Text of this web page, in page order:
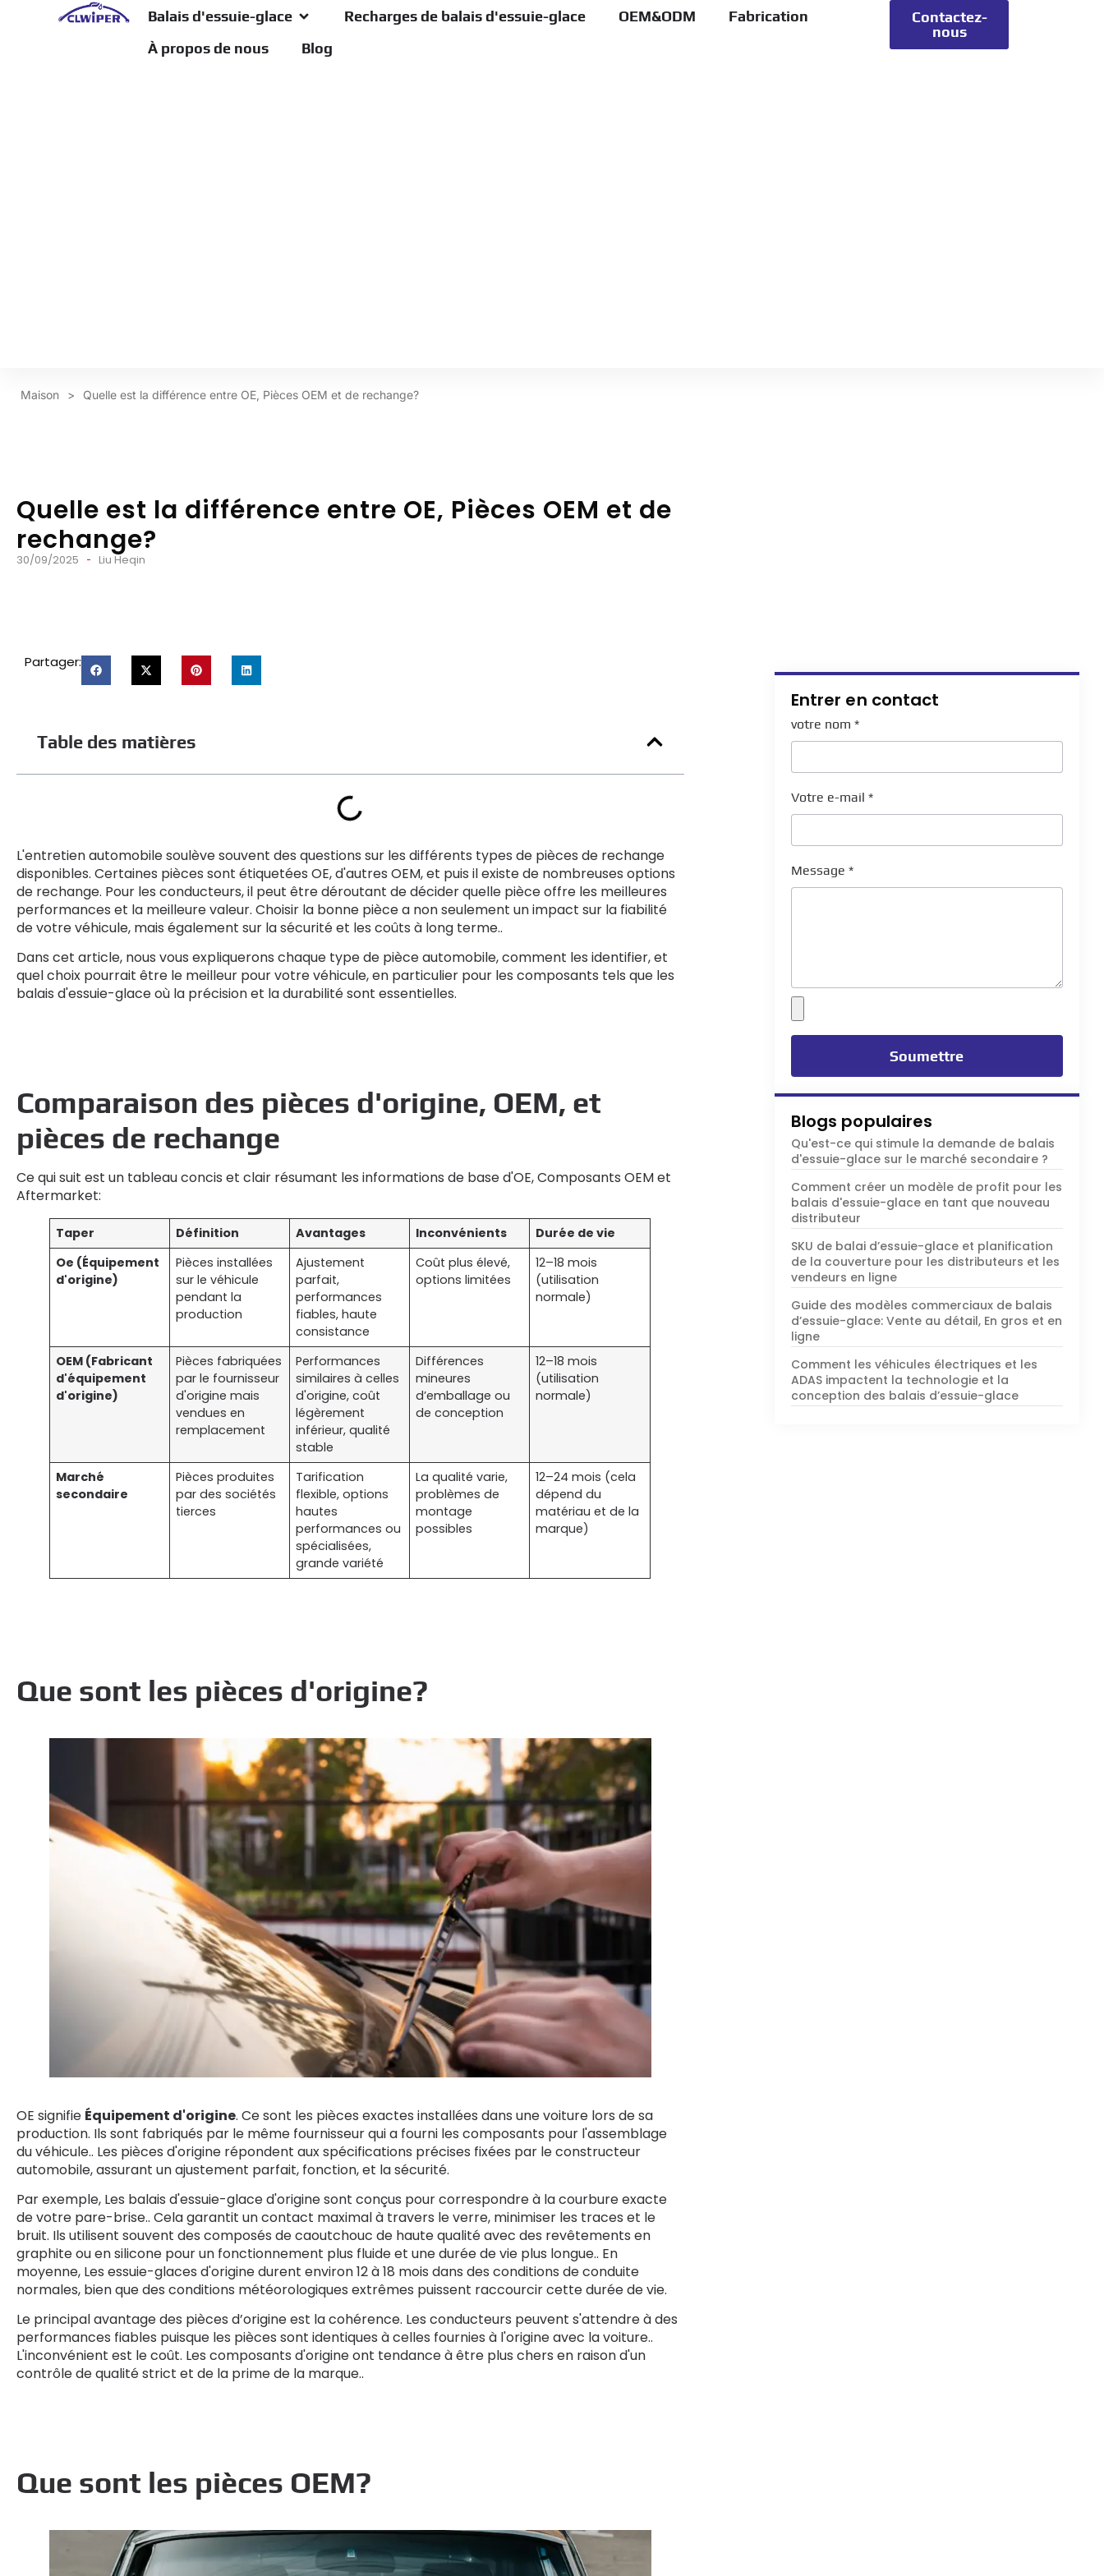
Balais d'essuie-glace Recharges de balais d'essuie-glace OEM&ODM
Fabrication
À propos de nous
Blog
Contactez-
nous
Maison > Quelle est la différence entre OE, Pièces OEM et de rechange?
Quelle est la différence entre OE, Pièces OEM et de
rechange?
30/09/2025 Liu Heqin
Partager:
Table des matières
L'entretien automobile soulève souvent des questions sur les différents types de pièces de rechange
disponibles. Certaines pièces sont étiquetées OE, d'autres OEM, et puis il existe de nombreuses options
de rechange. Pour les conducteurs, il peut être déroutant de décider quelle pièce offre les meilleures
performances et la meilleure valeur. Choisir la bonne pièce a non seulement un impact sur la fiabilité
de votre véhicule, mais également sur la sécurité et les coûts à long terme..
Dans cet article, nous vous expliquerons chaque type de pièce automobile, comment les identifier, et
quel choix pourrait être le meilleur pour votre véhicule, en particulier pour les composants tels que les
balais d'essuie-glace où la précision et la durabilité sont essentielles.
Comparaison des pièces d'origine, OEM, et
pièces de rechange
Ce qui suit est un tableau concis et clair résumant les informations de base d'OE, Composants OEM et
Aftermarket:
Taper Définition Avantages Inconvénients
Durée de vie
Oe (Équipement
d'origine)
Pièces installées
sur le véhicule
pendant la
production
Ajustement
parfait,
performances
fiables, haute
consistance
Coût plus élevé,
options limitées
12–18 mois
(utilisation
normale)
OEM (Fabricant
d'équipement
d'origine)
Pièces fabriquées
par le fournisseur
d'origine mais
vendues en
remplacement
Performances
similaires à celles
d'origine, coût
légèrement
inférieur, qualité
stable
Différences
mineures
d’emballage ou
de conception
12–18 mois
(utilisation
normale)
Marché
secondaire
Pièces produites
par des sociétés
tierces
Tarification
flexible, options
hautes
performances ou
spécialisées,
grande variété
La qualité varie,
problèmes de
montage
possibles
12–24 mois (cela
dépend du
matériau et de la
marque)
Que sont les pièces d'origine?
OE signifie Équipement d'origine. Ce sont les pièces exactes installées dans une voiture lors de sa
production. Ils sont fabriqués par le même fournisseur qui a fourni les composants pour l'assemblage
du véhicule.. Les pièces d'origine répondent aux spécifications précises fixées par le constructeur
automobile, assurant un ajustement parfait, fonction, et la sécurité.
Par exemple, Les balais d'essuie-glace d'origine sont conçus pour correspondre à la courbure exacte
de votre pare-brise.. Cela garantit un contact maximal à travers le verre, minimiser les traces et le
bruit. Ils utilisent souvent des composés de caoutchouc de haute qualité avec des revêtements en
graphite ou en silicone pour un fonctionnement plus fluide et une durée de vie plus longue.. En
moyenne, Les essuie-glaces d'origine durent environ 12 à 18 mois dans des conditions de conduite
normales, bien que des conditions météorologiques extrêmes puissent raccourcir cette durée de vie.
Le principal avantage des pièces d’origine est la cohérence. Les conducteurs peuvent s'attendre à des
performances fiables puisque les pièces sont identiques à celles fournies à l'origine avec la voiture..
L'inconvénient est le coût. Les composants d'origine ont tendance à être plus chers en raison d'un
contrôle de qualité strict et de la prime de la marque..
Que sont les pièces OEM?
Entrer en contact
votre nom *
Votre e-mail *
Message *
Soumettre
Blogs populaires
Qu'est-ce qui stimule la demande de balais
d'essuie-glace sur le marché secondaire ?
Comment créer un modèle de profit pour les
balais d'essuie-glace en tant que nouveau
distributeur
SKU de balai d’essuie-glace et planification
de la couverture pour les distributeurs et les
vendeurs en ligne
Guide des modèles commerciaux de balais
d’essuie-glace: Vente au détail, En gros et en
ligne
Comment les véhicules électriques et les
ADAS impactent la technologie et la
conception des balais d’essuie-glace